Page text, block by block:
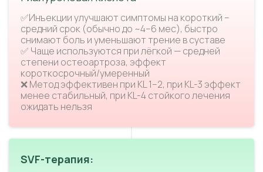
✅Инъекции улучшают симптомы на короткий –
средний срок (обычно до ~4–6 мес), быстро
снимают боль и уменьшают трение в суставе
✅ Чаще используются при лёгкой — средней
степени остеоартроза, эффект
короткосрочный/умеренный
❌ Метод эффективен при KL 1–2, при KL-3 эффект
менее стабильный, при KL-4 стойкого лечения
ожидать нельзя
SVF-терапия: